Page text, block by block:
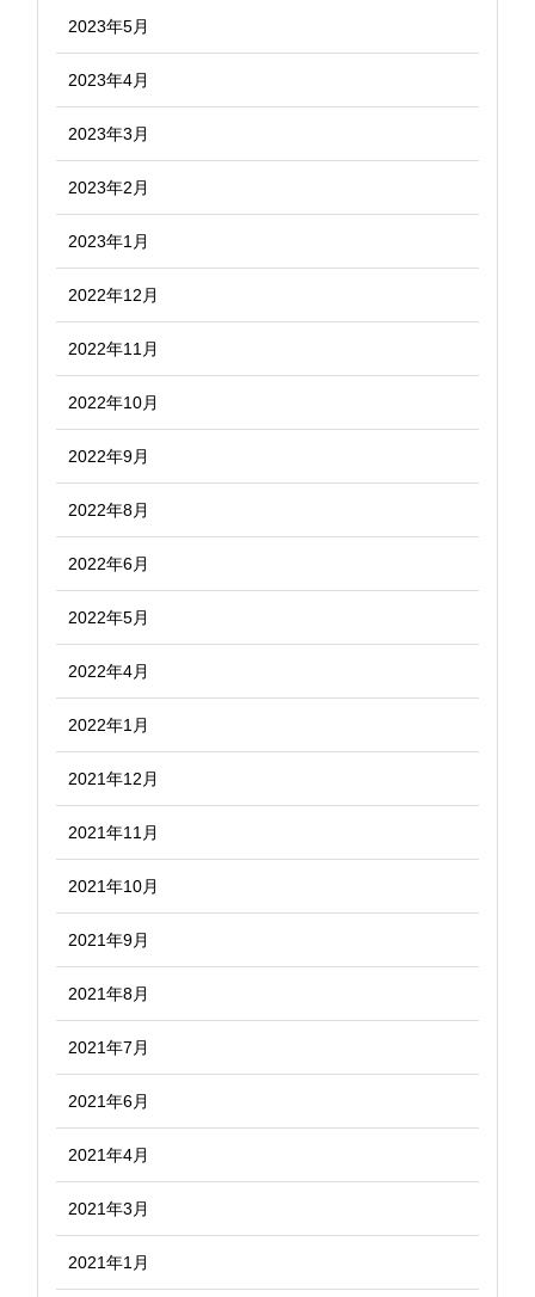
2023年5月
2023年4月
2023年3月
2023年2月
2023年1月
2022年12月
2022年11月
2022年10月
2022年9月
2022年8月
2022年6月
2022年5月
2022年4月
2022年1月
2021年12月
2021年11月
2021年10月
2021年9月
2021年8月
2021年7月
2021年6月
2021年4月
2021年3月
2021年1月